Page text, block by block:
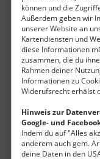
können und die
Außerdem geben wir
unserer Website an
Kartendiensten und
diese Informationen
zusammen, die du
Rahmen deiner
Informationen zu
Widerufsrecht erhälst
Hinweis zur
Google- und
Indem du auf "Alles
anderem auch gem.
deine Daten in den
am
St
aktuell vom 07.06.2026 /
10 km vom aktuellen